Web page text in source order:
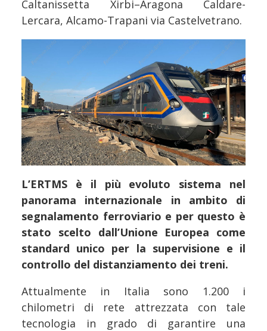
Caltanissetta Xirbi–Aragona Caldare-
Lercara, Alcamo-Trapani via Castelvetrano.
L’ERTMS è il più evoluto sistema nel
panorama internazionale in ambito di
segnalamento ferroviario e per questo è
stato scelto dall’Unione Europea come
standard unico per la supervisione e il
controllo del distanziamento dei treni.
Attualmente in Italia sono 1.200 i
chilometri di rete attrezzata con tale
tecnologia in grado di garantire una